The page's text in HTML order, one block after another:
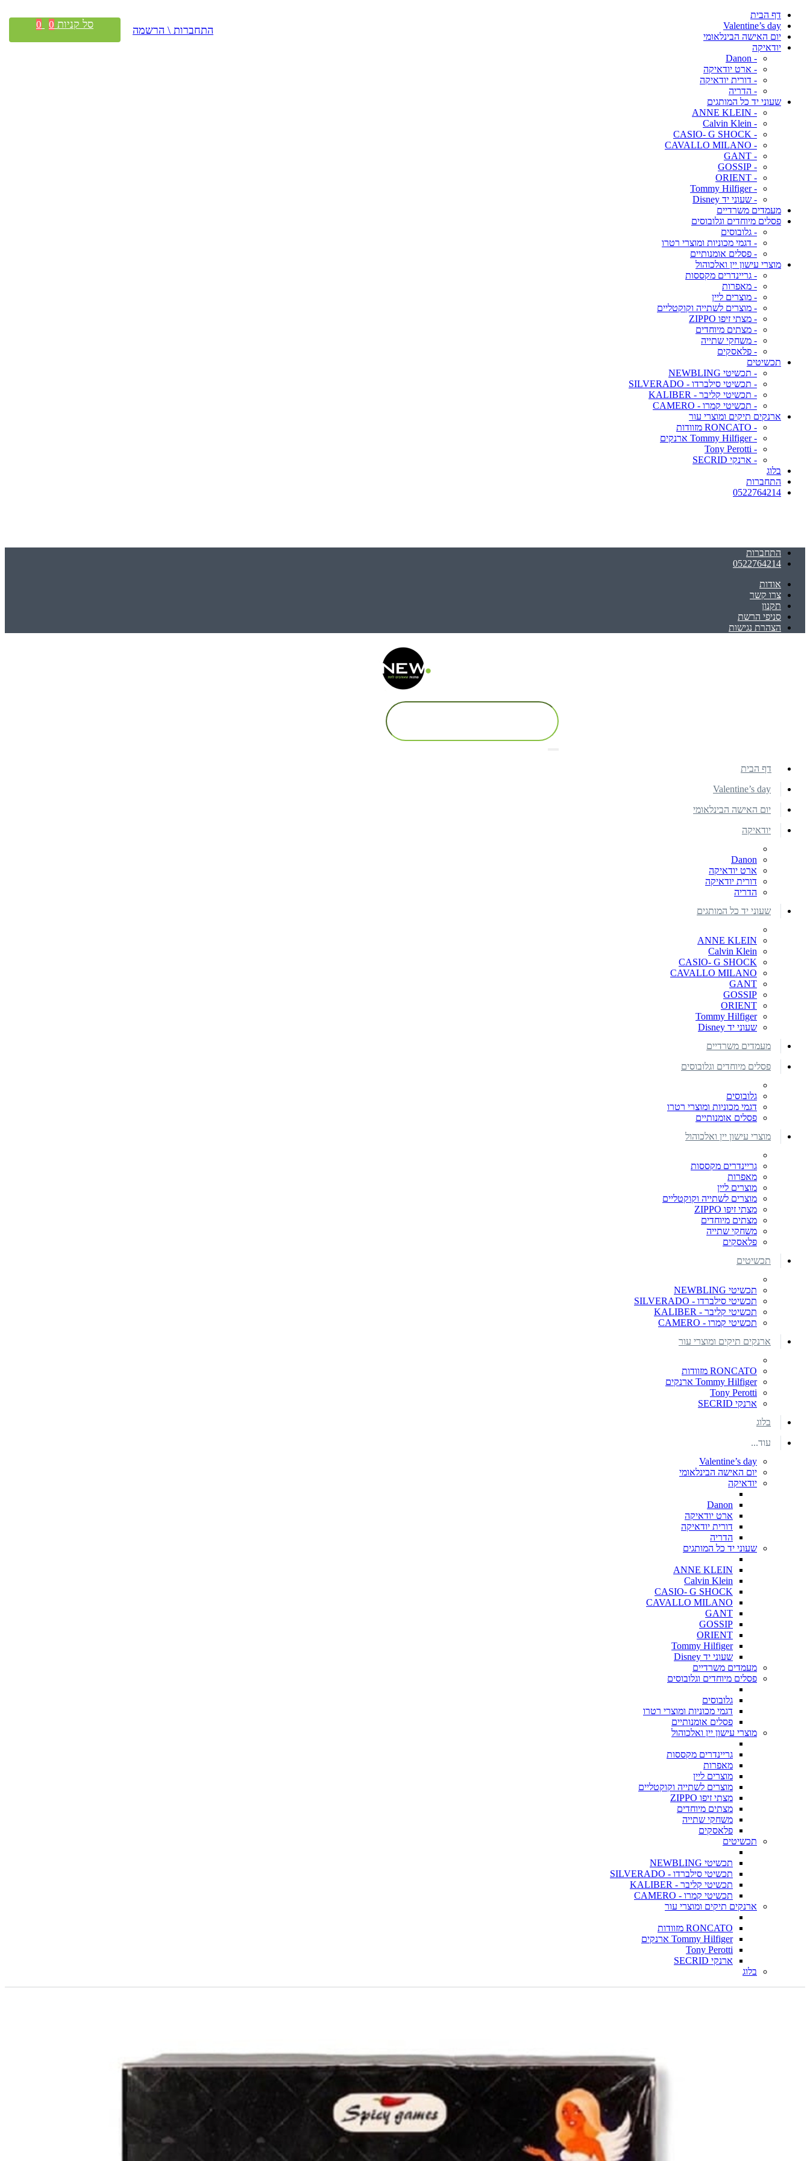
דף הבית
Valentine’s day
יום האישה הבינלאומי
יודאיקה
- Danon
- ארט יודאיקה
- דורית יודאיקה
- הדריה
שעוני יד כל המותגים
- ANNE KLEIN
- Calvin Klein
- CASIO- G SHOCK
- CAVALLO MILANO
- GANT
- GOSSIP
- ORIENT
- Tommy Hilfiger
- שעוני יד Disney
מעמדים משרדיים
פסלים מיוחדים וגלובוסים
- גלובוסים
- דגמי מכוניות ומוצרי רטרו
- פסלים אומנותיים
מוצרי עישון יין ואלכוהול
- גריינדרים מקססות
- מאפרות
- מוצרים ליין
- מוצרים לשתייה וקוקטליים
- מצתי זיפו ZIPPO
- מצתים מיוחדים
- משחקי שתייה
- פלאסקים
תכשיטים
- תכשיטי NEWBLING
- תכשיטי סילברדו - SILVERADO
- תכשיטי קליבר - KALIBER
- תכשיטי קמרו - CAMERO
ארנקים תיקים ומוצרי עור
- RONCATO מזוודות
- Tommy Hilfiger ארנקים
- Tony Perotti
- ארנקי SECRID
בלוג
התחברות
0522764214
התחברות
0522764214
אודות
צרו קשר
תקנון
סניפי הרשת
הצהרת נגישות
התחברות \ הרשמה סל קניות 0
0
דף הבית
Valentine’s day
יום האישה הבינלאומי
יודאיקה
Danon
ארט יודאיקה
דורית יודאיקה
הדריה
שעוני יד כל המותגים
ANNE KLEIN
Calvin Klein
CASIO- G SHOCK
CAVALLO MILANO
GANT
GOSSIP
ORIENT
Tommy Hilfiger
שעוני יד Disney
מעמדים משרדיים
פסלים מיוחדים וגלובוסים
גלובוסים
דגמי מכוניות ומוצרי רטרו
פסלים אומנותיים
מוצרי עישון יין ואלכוהול
גריינדרים מקססות
מאפרות
מוצרים ליין
מוצרים לשתייה וקוקטליים
מצתי זיפו ZIPPO
מצתים מיוחדים
משחקי שתייה
פלאסקים
תכשיטים
תכשיטי NEWBLING
תכשיטי סילברדו - SILVERADO
תכשיטי קליבר - KALIBER
תכשיטי קמרו - CAMERO
ארנקים תיקים ומוצרי עור
RONCATO מזוודות
Tommy Hilfiger ארנקים
Tony Perotti
ארנקי SECRID
בלוג
עוד...
Valentine’s day
יום האישה הבינלאומי
יודאיקה
Danon
ארט יודאיקה
דורית יודאיקה
הדריה
שעוני יד כל המותגים
ANNE KLEIN
Calvin Klein
CASIO- G SHOCK
CAVALLO MILANO
GANT
GOSSIP
ORIENT
Tommy Hilfiger
שעוני יד Disney
מעמדים משרדיים
פסלים מיוחדים וגלובוסים
גלובוסים
דגמי מכוניות ומוצרי רטרו
פסלים אומנותיים
מוצרי עישון יין ואלכוהול
גריינדרים מקססות
מאפרות
מוצרים ליין
מוצרים לשתייה וקוקטליים
מצתי זיפו ZIPPO
מצתים מיוחדים
משחקי שתייה
פלאסקים
תכשיטים
תכשיטי NEWBLING
תכשיטי סילברדו - SILVERADO
תכשיטי קליבר - KALIBER
תכשיטי קמרו - CAMERO
ארנקים תיקים ומוצרי עור
RONCATO מזוודות
Tommy Hilfiger ארנקים
Tony Perotti
ארנקי SECRID
בלוג